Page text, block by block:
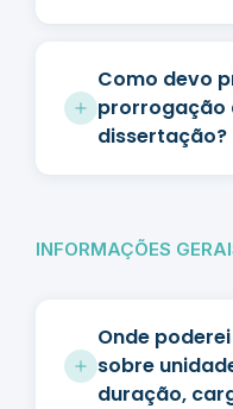
Como devo
prorrogação
dissertação?
INFORMAÇÕES
Onde
sobre
duração,